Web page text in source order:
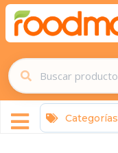
Categorías